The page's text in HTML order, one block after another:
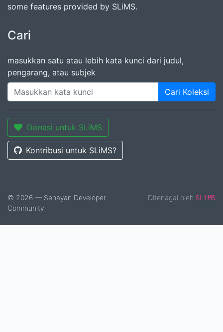
some features provided by SLiMS.
Cari
masukkan satu atau lebih kata kunci dari judul,
pengarang, atau subjek
Cari Koleksi
Donasi untuk SLiMS
Kontribusi untuk SLiMS?
© 2026 — Senayan Developer
Community
Ditenagai oleh SLiMS